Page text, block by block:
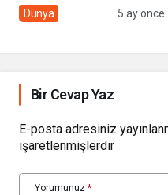
sivil toplumun rolü
Dünya 5 ay önce
Bir Cevap Yaz
E-posta adresiniz
işaretlenmişlerdir
Yorumunuz *